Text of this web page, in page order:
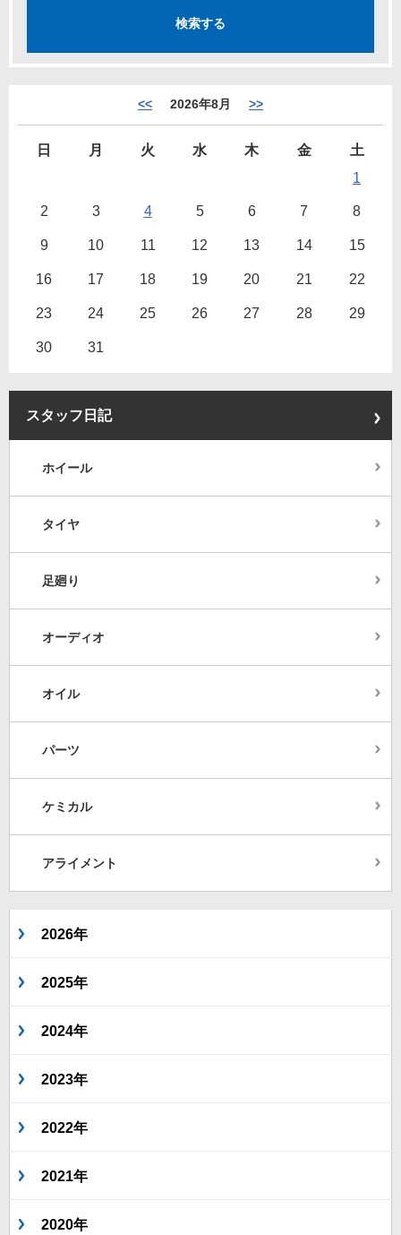
<< 2026年8月 >>
日 月 火 水 木 金
土
1
2 3 4 5 6 7 8
9 10 11 12 13 14 15
16 17 18 19 20 21 22
23 24 25 26 27 28 29
30 31
スタッフ日記
ホイール
タイヤ
足廻り
オーディオ
オイル
パーツ
ケミカル
アライメント
2026年
2025年
2024年
2023年
2022年
2021年
2020年